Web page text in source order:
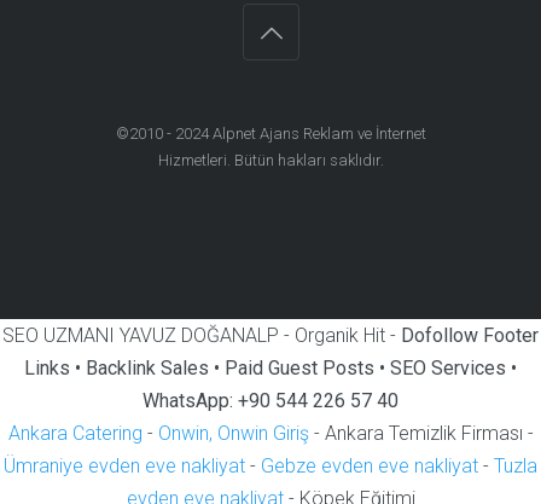
©2010 - 2024Alpnet Ajans Reklam ve İnternet
Hizmetleri. Bütün hakları saklıdır.
SEO UZMANI YAVUZ DOĞANALP - Organik Hit - Dofollow Footer
Links • Backlink Sales • Paid Guest Posts • SEO Services •
WhatsApp: +90 544 226 57 40
Ankara Catering - Onwin, Onwin Giriş- Ankara Temizlik Firması -
Ümraniye evden eve nakliyat - Gebze evden eve nakliyat - Tuzla
evden eve nakliyat- Köpek Eğitimi